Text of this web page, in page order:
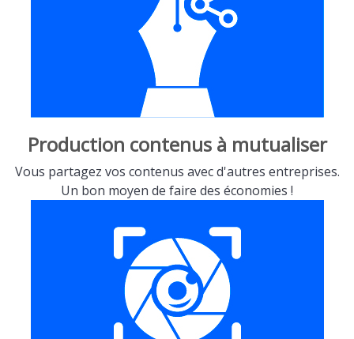
Production contenus à mutualiser
Vous partagez vos contenus avec d'autres entreprises.
Un bon moyen de faire des économies !